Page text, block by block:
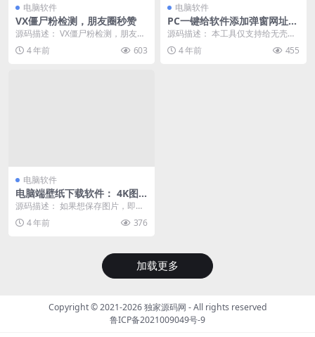
电脑软件
VX僵尸粉检测，朋友圈秒赞
源码描述： VX僵尸粉检测，朋友圈
秒赞 本软件采用electron开发，功
能就不...
4 年前 603
电脑软件
PC一键给软件添加弹窗网址助
手
源码描述： 本工具仅支持给无壳程
序添加，可添加信息框，打开网
址，引流必备工具 演...
4 年前 455
电脑软件
电脑端壁纸下载软件： 4K图
片采集器（电脑端）优秀的壁
纸神器
源码描述： 如果想保存图片，即可
点击开始保存图片，这样我们想要
的壁纸就全部乖乖保...
4 年前 376
加载更多
Copyright © 2021-2026独家源码网 - All rights reserved
鲁ICP备2021009049号-9